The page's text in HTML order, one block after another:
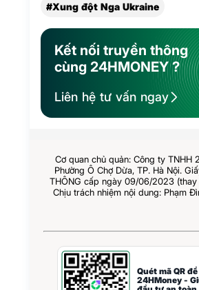
#Xung đột Nga Ukraine
Kết nối truyền thông
cùng 24HMONEY ?
Liên hệ tư vấn ngay
Cơ quan chủ quản: Công ty TNHH
Phường Ô Chợ Dừa, TP. Hà Nội.
THÔNG cấp ngày 09/06/2023
Chịu trách nhiệm nội dung: Phạm
Quét mã QR
24HMoney -